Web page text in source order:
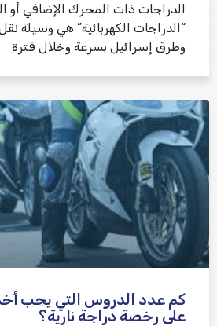
الدراجات ذات المحرك الإضافي أو
“الدراجات الكهربائية” هي وسيلة
وطرق إسرائيل بسرعة وخلال فترة
كم عدد الدروس التي يجب
على رخصة دراجة نارية؟